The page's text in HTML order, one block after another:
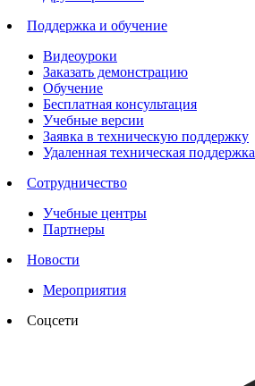
Поддержка и обучение
Видеоуроки
Заказать демонстрацию
Обучение
Бесплатная консультация
Учебные версии
Заявка в техническую поддержку
Удаленная техническая поддержка
Сотрудничество
Учебные центры
Партнеры
Новости
Мероприятия
Соцсети